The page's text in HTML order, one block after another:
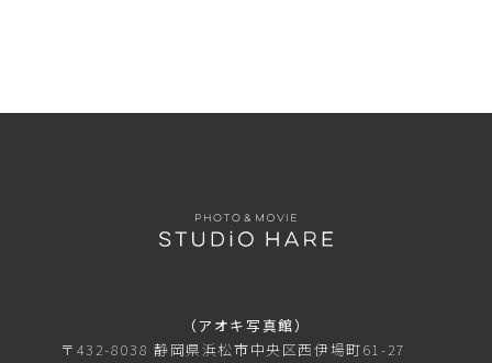
（アオキ写真館）
〒432-8038 静岡県浜松市中央区西伊場町61-27